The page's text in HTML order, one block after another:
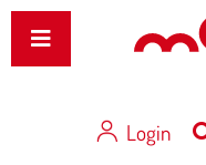
Login